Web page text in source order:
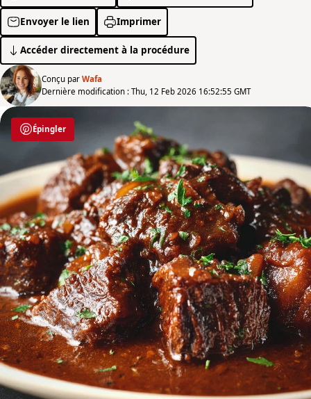
Envoyer le lien Imprimer
Accéder directement à la procédure
Conçu par Wafa
Dernière modification : Thu, 12 Feb 2026 16:52:55 GMT
Épingler